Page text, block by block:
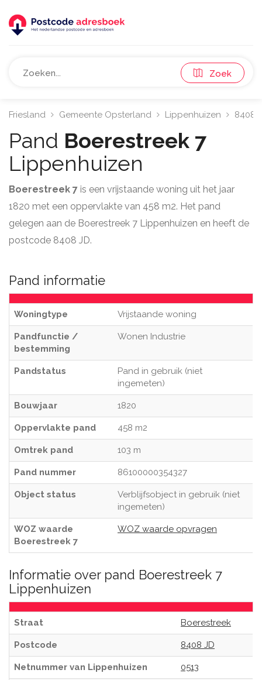
Zoek
Friesland Gemeente Opsterland Lippenhuizen 8408
Pand Boerestreek 7
Lippenhuizen
Boerestreek 7 is een vrijstaande woning uit het jaar
1820 met een oppervlakte van 458 m2. Het pand
gelegen aan de Boerestreek 7 Lippenhuizen en heeft de
postcode 8408 JD.
Pand informatie
Woningtype Vrijstaande woning
Pandfunctie /
bestemming
Wonen Industrie
Pandstatus
Pand in gebruik (niet
ingemeten)
Bouwjaar 1820
Oppervlakte pand 458 m2
Omtrek pand 103 m
Pand nummer 86100000354327
Object status
Verblijfsobject in gebruik (niet
ingemeten)
WOZ waarde
Boerestreek 7
WOZ waarde opvragen
Informatie over pand Boerestreek 7
Lippenhuizen
Straat Boerestreek
Postcode 8408 JD
Netnummer van Lippenhuizen 0513